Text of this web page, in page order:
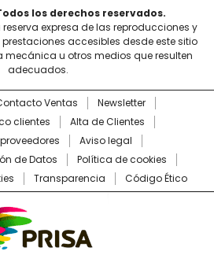
los derechos reservados.
reserva expresa de las reproducciones y
accesibles desde este sitio
mecánica u otros medios que resulten
adecuados.
Ventas
Newsletter
clientes
Alta de Clientes
Aviso legal
de Datos
Política de cookies
Transparencia Código Ético